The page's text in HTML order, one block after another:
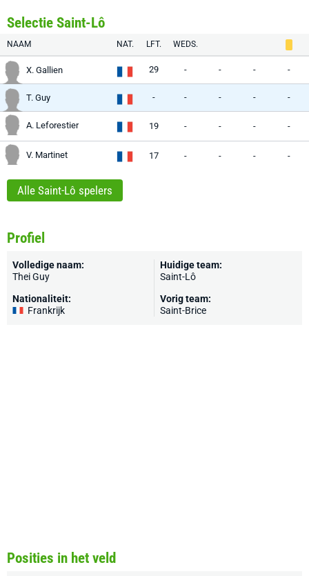
Selectie Saint-Lô
NAAM NAT. LFT. WEDS.
X. Gallien 29 - - - -
T. Guy - - - - -
A. Leforestier 19 - - - -
V. Martinet 17 - - - -
Alle Saint-Lô spelers
Profiel
Volledige naam:
Thei Guy
Nationaliteit:
Frankrijk
Huidige team:
Saint-Lô
Vorig team:
Saint-Brice
Posities in het veld